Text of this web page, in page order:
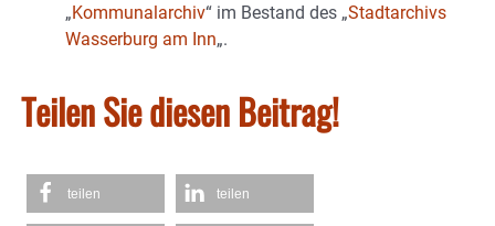
„Kommunalarchiv“ im Bestand des „Stadtarchivs
Wasserburg am Inn„.
Teilen Sie diesen Beitrag!
teilen teilen